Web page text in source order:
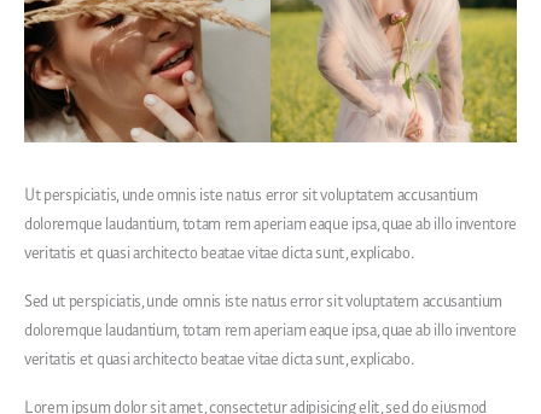
Ut perspiciatis, unde omnis iste natus error sit voluptatem accusantium
doloremque laudantium, totam rem aperiam eaque ipsa, quae ab illo inventore
veritatis et quasi architecto beatae vitae dicta sunt, explicabo.
Sed ut perspiciatis, unde omnis iste natus error sit voluptatem accusantium
doloremque laudantium, totam rem aperiam eaque ipsa, quae ab illo inventore
veritatis et quasi architecto beatae vitae dicta sunt, explicabo.
Lorem ipsum dolor sit amet, consectetur adipisicing elit, sed do eiusmod